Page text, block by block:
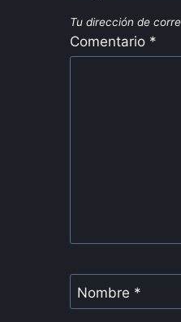
Tu dirección de
Comentario *
Nombre *